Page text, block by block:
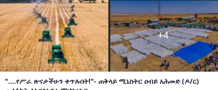
"....የሥራ ጽናታችሁን ቀጥሉበት!"- ጠቅላይ ሚኒስትር ዐብይ አሕመድ (ዶ/ር)